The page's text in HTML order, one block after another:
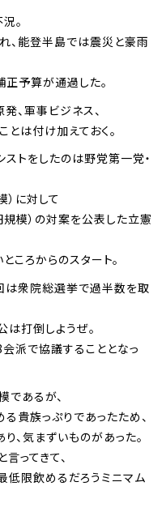
。
、能登半島では震災と豪雨
正予算が通過した。
、軍事ビジネス、
は付け加えておく。
トをしたのは野党第一党・
に対して
規模）の対案を公表した立憲
ころからのスタート。
は衆院総選挙で過半数を取
打倒しようぜ。
派で協議することとなっ
あるが、
貴族っぷりであったため、
、気まずいものがあった。
ってきて、
低限飲めるだろうミニマム